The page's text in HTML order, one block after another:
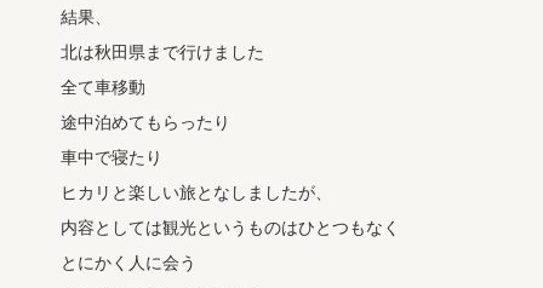
結果、
北は秋田県まで行けました
全て車移動
途中泊めてもらったり
車中で寝たり
ヒカリと楽しい旅となしましたが、
内容としては観光というものはひとつもなく
とにかく人に会う